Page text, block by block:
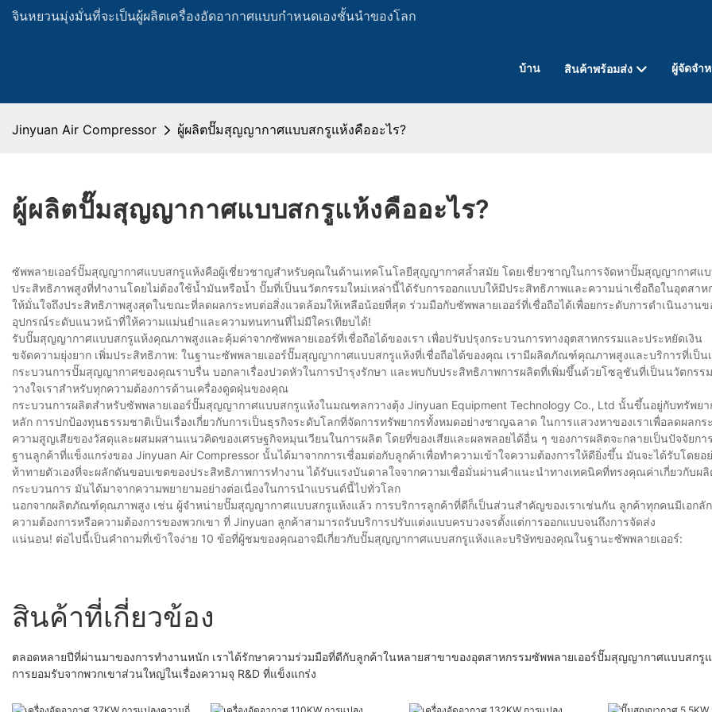
จินหยวนมุ่งมั่นที่จะเป็นผู้ผลิตเครื่องอัดอากาศแบบกำหนดเองชั้นนำของโลก
บ้าน สินค้าพร้อมส่ง ผู้จัดจำ
Jinyuan Air Compressor ผู้ผลิตปั๊มสุญญากาศแบบสกรูแห้งคืออะไร?
ผู้ผลิตปั๊มสุญญากาศแบบสกรูแห้งคืออะไร?
ซัพพลายเออร์ปั๊มสุญญากาศแบบสกรูแห้งคือผู้เชี่ยวชาญสำหรับคุณในด้านเทคโนโลยีสุญญากาศล้ำสมัย โดยเชี่ยวชาญในการจัดหาปั๊มสุญญากาศแ
ประสิทธิภาพสูงที่ทำงานโดยไม่ต้องใช้น้ำมันหรือน้ำ ปั๊มที่เป็นนวัตกรรมใหม่เหล่านี้ได้รับการออกแบบให้มีประสิทธิภาพและความน่าเชื่อถือในอุตสาห
ให้มั่นใจถึงประสิทธิภาพสูงสุดในขณะที่ลดผลกระทบต่อสิ่งแวดล้อมให้เหลือน้อยที่สุด ร่วมมือกับซัพพลายเออร์ที่เชื่อถือได้เพื่อยกระดับการดำเนินงาน
อุปกรณ์ระดับแนวหน้าที่ให้ความแม่นยำและความทนทานที่ไม่มีใครเทียบได้!
รับปั๊มสุญญากาศแบบสกรูแห้งคุณภาพสูงและคุ้มค่าจากซัพพลายเออร์ที่เชื่อถือได้ของเรา เพื่อปรับปรุงกระบวนการทางอุตสาหกรรมและประหยัดเงิน
ขจัดความยุ่งยาก เพิ่มประสิทธิภาพ: ในฐานะซัพพลายเออร์ปั๊มสุญญากาศแบบสกรูแห้งที่เชื่อถือได้ของคุณ เรามีผลิตภัณฑ์คุณภาพสูงและบริการที่เป็น
กระบวนการปั๊มสุญญากาศของคุณราบรื่น บอกลาเรื่องปวดหัวในการบำรุงรักษา และพบกับประสิทธิภาพการผลิตที่เพิ่มขึ้นด้วยโซลูชันที่เป็นนวัตกรรม
วางใจเราสำหรับทุกความต้องการด้านเครื่องดูดฝุ่นของคุณ
กระบวนการผลิตสำหรับซัพพลายเออร์ปั๊มสุญญากาศแบบสกรูแห้งในมณฑลกวางตุ้ง Jinyuan Equipment Technology Co., Ltd นั้นขึ้นอยู่กับทรัพยา
หลัก การปกป้องทุนธรรมชาติเป็นเรื่องเกี่ยวกับการเป็นธุรกิจระดับโลกที่จัดการทรัพยากรทั้งหมดอย่างชาญฉลาด ในการแสวงหาของเราเพื่อลดผลกร
ความสูญเสียของวัสดุและผสมผสานแนวคิดของเศรษฐกิจหมุนเวียนในการผลิต โดยที่ของเสียและผลพลอยได้อื่น ๆ ของการผลิตจะกลายเป็นปัจจัยก
ฐานลูกค้าที่แข็งแกร่งของ Jinyuan Air Compressor นั้นได้มาจากการเชื่อมต่อกับลูกค้าเพื่อทำความเข้าใจความต้องการให้ดียิ่งขึ้น มันจะได้รับโดยอ
ท้าทายตัวเองที่จะผลักดันขอบเขตของประสิทธิภาพการทำงาน ได้รับแรงบันดาลใจจากความเชื่อมั่นผ่านคำแนะนำทางเทคนิคที่ทรงคุณค่าเกี่ยวกับ
กระบวนการ มันได้มาจากความพยายามอย่างต่อเนื่องในการนำแบรนด์นี้ไปทั่วโลก
นอกจากผลิตภัณฑ์คุณภาพสูง เช่น ผู้จำหน่ายปั๊มสุญญากาศแบบสกรูแห้งแล้ว การบริการลูกค้าที่ดีก็เป็นส่วนสำคัญของเราเช่นกัน ลูกค้าทุกคนมีเอกลั
ความต้องการหรือความต้องการของพวกเขา ที่ Jinyuan ลูกค้าสามารถรับบริการปรับแต่งแบบครบวงจรตั้งแต่การออกแบบจนถึงการจัดส่ง
แน่นอน! ต่อไปนี้เป็นคำถามที่เข้าใจง่าย 10 ข้อที่ผู้ชมของคุณอาจมีเกี่ยวกับปั๊มสุญญากาศแบบสกรูแห้งและบริษัทของคุณในฐานะซัพพลายเออร์:
สินค้าที่เกี่ยวข้อง
ตลอดหลายปีที่ผ่านมาของการทำงานหนัก เราได้รักษาความร่วมมือที่ดีกับลูกค้าในหลายสาขาของอุตสาหกรรมซัพพลายเออร์ปั๊มสุญญากาศแบบสกรูแ
การยอมรับจากพวกเขาส่วนใหญ่ในเรื่องความจุ R&D ที่แข็งแกร่ง